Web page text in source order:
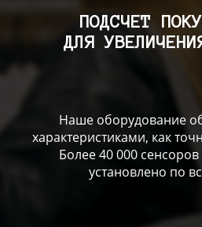
ПОДСЧЕТ
ДЛЯ
Наше оборудование
характеристиками, как
Более 40 000
установлено по